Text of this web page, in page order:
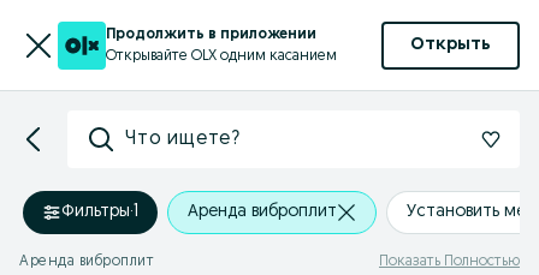
Продолжить в приложении
Открывайте OLX одним касанием
Открыть
Что ищете?
Фильтры·1 Аренда виброплит Установить
Аренда виброплит Показать Полностью